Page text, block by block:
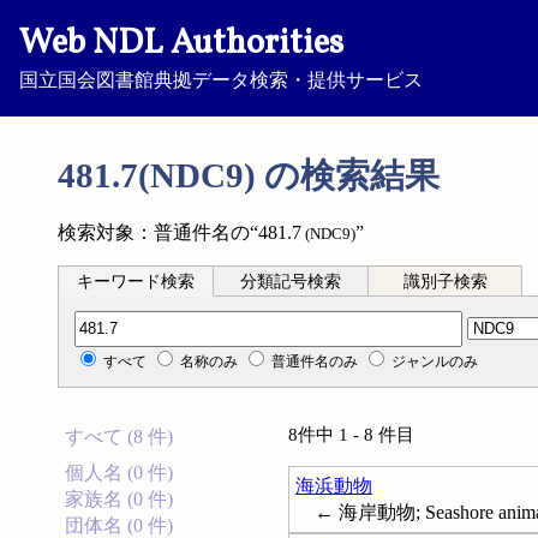
Web NDL Authorities
国立国会図書館典拠データ検索・提供サービス
481.7(NDC9) の検索結果
検索対象：普通件名の“481.7 (NDC9)”
キーワード検索 分類記号検索 識別子検索
分類記号検索
すべて 名称のみ 普通件名のみ ジャンルのみ
すべて (8 件)
個人名 (0 件)
家族名 (0 件)
団体名 (0 件)
8件中 1 - 8 件目
海浜動物
← 海岸動物; Seashore